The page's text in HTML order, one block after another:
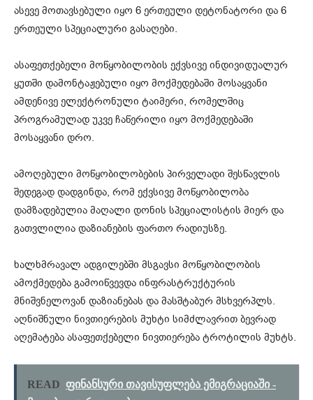
ასევე მოთავსებული იყო 6 ერთეული დეტონატორი და 6
ერთეული სპეციალური გასაღები.
ასაფეთქებელი მოწყობილობის ექვსივე ინდივიდუალურ
ყუთში დამონტაჟებული იყო მოქმედებაში მოსაყვანი
ამდენივე ელექტრონული ტაიმერი, რომელშიც
პროგრამულად უკვე ჩაწერილი იყო მოქმედებაში
მოსაყვანი დრო.
ამოღებული მოწყობილობების პირველადი შესწავლის
შედეგად დადგინდა, რომ ექვსივე მოწყობილობა
დამზადებულია მაღალი დონის სპეციალისტის მიერ და
გათვლილია დაზიანების ფართო რადიუსზე.
ხალხმრავალ ადგილებში მსგავსი მოწყობილობის
ამოქმედება გამოიწვევდა ინფრასტრუქტურის
მნიშვნელოვან დაზიანებას და მასშტაბურ მსხვერპლს.
აღნიშნული ნივთიერების მუხტი სიმძლავრით ბევრად
აღემატება ასაფეთქებელი ნივთიერება ტროტილის მუხტს.
READ ფინანსური თავისუფლება ემიგრაციაში -